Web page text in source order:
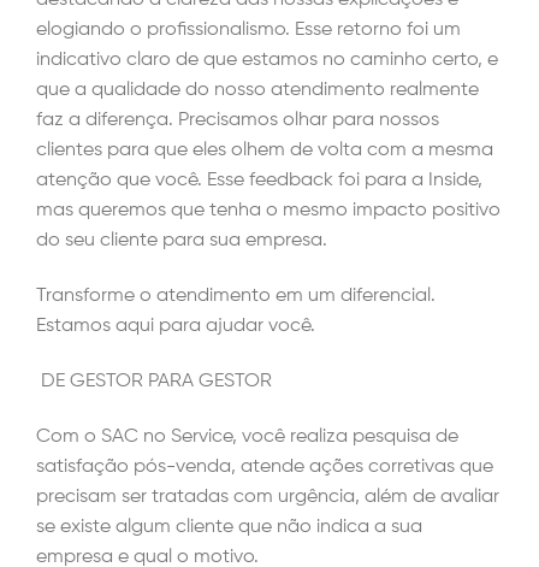
elogiando o profissionalismo. Esse retorno foi um
indicativo claro de que estamos no caminho certo, e
que a qualidade do nosso atendimento realmente
faz a diferença. Precisamos olhar para nossos
clientes para que eles olhem de volta com a mesma
atenção que você. Esse feedback foi para a Inside,
mas queremos que tenha o mesmo impacto positivo
do seu cliente para sua empresa.
Transforme o atendimento em um diferencial.
Estamos aqui para ajudar você.
DE GESTOR PARA GESTOR
Com o SAC no Service, você realiza pesquisa de
satisfação pós-venda, atende ações corretivas que
precisam ser tratadas com urgência, além de avaliar
se existe algum cliente que não indica a sua
empresa e qual o motivo.